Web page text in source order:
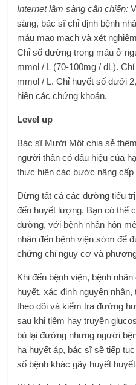
Internet lâm sàng cận chiến:
sàng, bác sĩ chỉ định bệnh
máu mao mạch và xét
Chỉ số đường trong máu ở
mmol / L (70-100mg / dL).
mmol / L. Chỉ huyết số dưới
hiện các chứng khoán.
Level up
Bác sĩ Mười Một chia sẻ
người thân có dấu hiệu của
thực hiện các bước nâng cấp
Dừng tất cả các đường tiểu
đến huyết lượng. Bạn có thể
đường, với bệnh nhân hôn
nhân đến bệnh viện sớm để
chứng chỉ nguy cơ và
Khi đến bệnh viện, bệnh
huyết, xác định nguyên
theo dõi và kiểm tra đường
sau khi tiêm hay truyền
bù lại đường nhưng người
hạ huyết áp, bác sĩ sẽ tiếp
số bệnh khác gây huyết